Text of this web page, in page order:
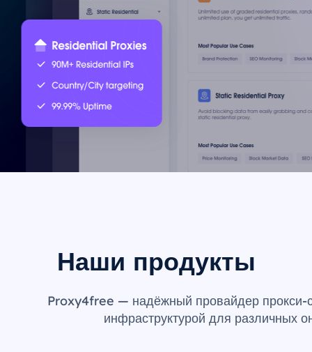
Наши продукты
Proxy4free — надёжный провайдер прокси-
инфраструктурой для различных